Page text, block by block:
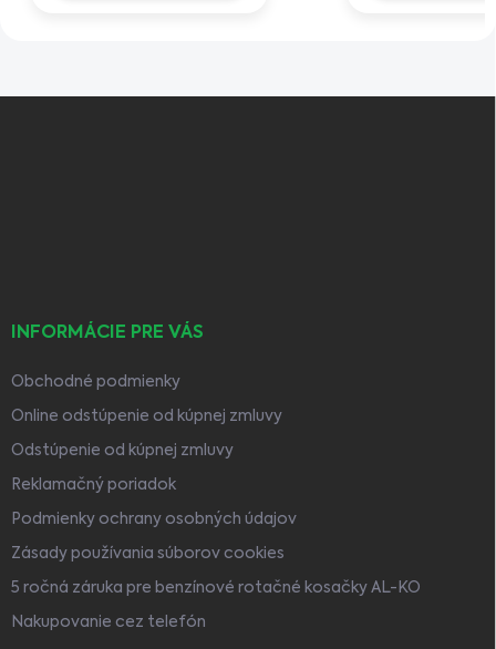
INFORMÁCIE PRE VÁS
Obchodné podmienky
Online odstúpenie od kúpnej zmluvy
Odstúpenie od kúpnej zmluvy
Reklamačný poriadok
Podmienky ochrany osobných údajov
Zásady používania súborov cookies
5 ročná záruka pre benzínové rotačné kosačky AL-KO
Nakupovanie cez telefón